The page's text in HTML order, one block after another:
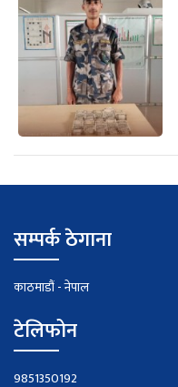
सम्पर्क ठेगाना
काठमाडौं - नेपाल
टेलिफोन
9851350192